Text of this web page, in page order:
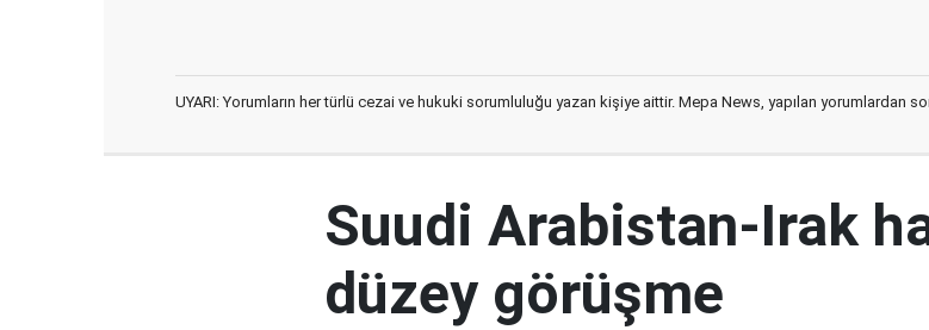
UYARI: Yorumların her türlü cezai ve hukuki sorumluluğu yazan kişiye aittir. Mepa News, yapılan yorumlardan
Suudi Arabistan-Irak
düzey görüşme